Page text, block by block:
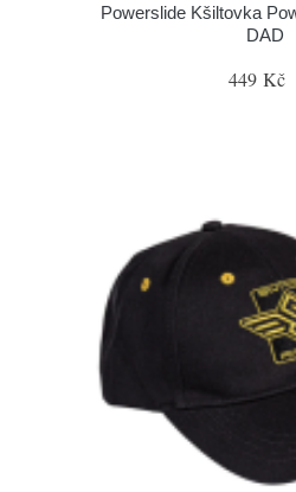
Powerslide Kšiltovka
DAD
449 Kč